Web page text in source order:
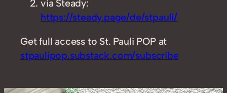
via Steady:
https://steady.page/de/stpauli/
Get full access to St. Pauli POP at
stpaulipop.substack.com/subscribe